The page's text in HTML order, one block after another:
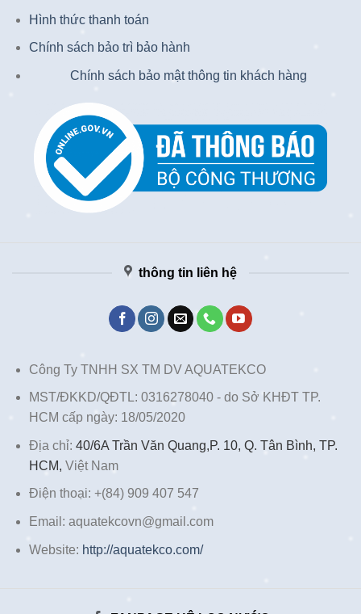
Hình thức thanh toán
Chính sách bảo trì bảo hành
Chính sách bảo mật thông tin khách hàng
thông tin liên hệ
Công Ty TNHH SX TM DV AQUATEKCO
MST/ĐKKD/QĐTL: 0316278040 - do Sở KHĐT TP.
HCM cấp ngày: 18/05/2020
Địa chỉ: 40/6A Trần Văn Quang,P. 10, Q. Tân Bình, TP.
HCM, Việt Nam
Điện thoại: +(84) 909 407 547
Email: aquatekcovn@gmail.com
Website: http://aquatekco.com/